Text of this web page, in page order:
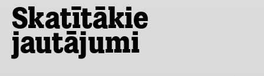
Skatītākie
jautājumi